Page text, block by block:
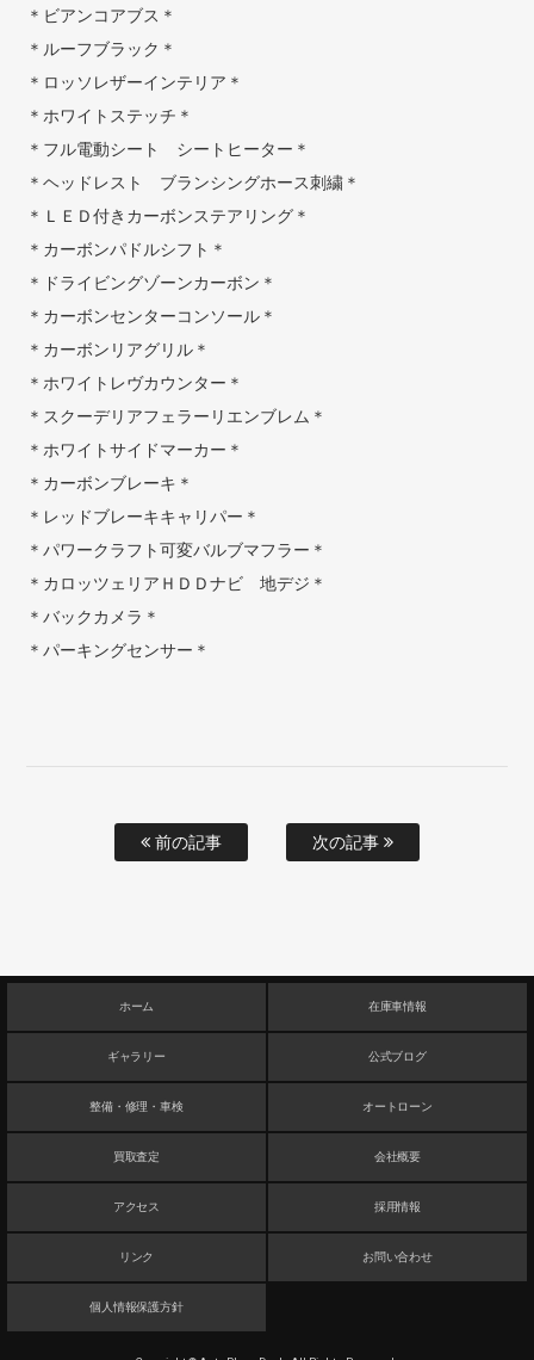
＊ビアンコアブス＊
＊ルーフブラック＊
＊ロッソレザーインテリア＊
＊ホワイトステッチ＊
＊フル電動シート シートヒーター＊
＊ヘッドレスト ブランシングホース刺繍＊
＊ＬＥＤ付きカーボンステアリング＊
＊カーボンパドルシフト＊
＊ドライビングゾーンカーボン＊
＊カーボンセンターコンソール＊
＊カーボンリアグリル＊
＊ホワイトレヴカウンター＊
＊スクーデリアフェラーリエンブレム＊
＊ホワイトサイドマーカー＊
＊カーボンブレーキ＊
＊レッドブレーキキャリパー＊
＊パワークラフト可変バルブマフラー＊
＊カロッツェリアＨＤＤナビ 地デジ＊
＊バックカメラ＊
＊パーキングセンサー＊
前の記事 次の記事
ホーム 在庫車情報
ギャラリー 公式ブログ
整備・修理・車検 オートローン
買取査定 会社概要
アクセス 採用情報
リンク お問い合わせ
個人情報保護方針